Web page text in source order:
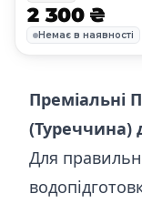
2 300 ₴
Немає в наявності
Преміальні
(Туреччина)
Для